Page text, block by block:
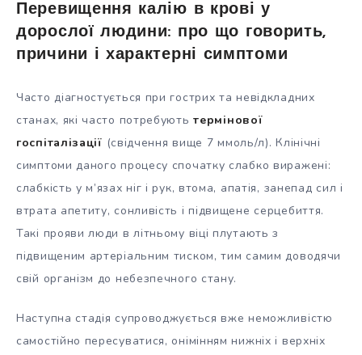
Перевищення калію в крові у
дорослої людини: про що говорить,
причини і характерні симптоми
Часто діагностується при гострих та невідкладних
станах, які часто потребуютьтермінової
госпіталізації (свідчення вище 7 ммоль/л). Клінічні
симптоми даного процесу спочатку слабко виражені:
слабкість у м’язах ніг і рук, втома, апатія, занепад сил і
втрата апетиту, сонливість і підвищене серцебиття.
Такі прояви люди в літньому віці плутають з
підвищеним артеріальним тиском, тим самим доводячи
свій організм до небезпечного стану.
Наступна стадія супроводжується вже неможливістю
самостійно пересуватися, онімінням нижніх і верхніх